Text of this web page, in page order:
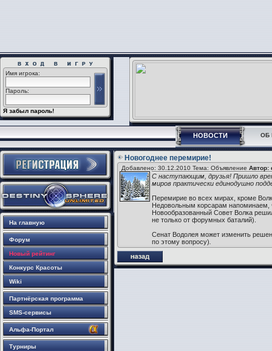
Имя игрока:
Пароль:
Я забыл пароль!
НОВОСТИ ОБ
На главную
Форум
Новый рейтинг
Конкурс Красоты
Wiki
Партнёрская программа
SMS-сервисы
Альфа-Портал
Турниры
Новогоднее перемирие!
Добавлено: 30.12.2010 Тема: Объявление Автор:
С наступающим, друзья! Пришло
миров практически единодушно
Перемирие во всех мирах, кроме
Недовольным корсарам напоминаем,
Новообразованный Совет Волка
не только от форумных баталий).
Сенат Водолея может изменить
по этому вопросу)